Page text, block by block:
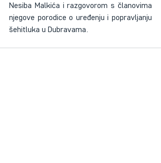
Nesiba Malkića i razgovorom s članovima
njegove porodice o uređenju i popravljanju
šehitluka u Dubravama.